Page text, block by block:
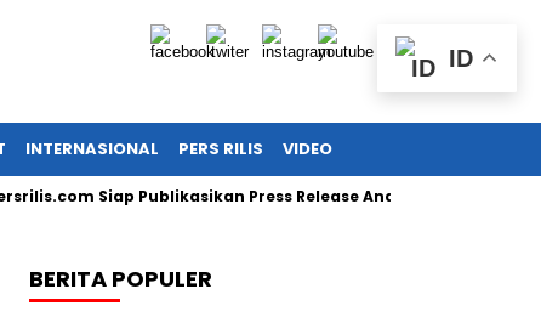
INTERNASIONAL PERS RILIS VIDEO
Siap Publikasikan Press Release Anda!
BERITA POPULER
ID